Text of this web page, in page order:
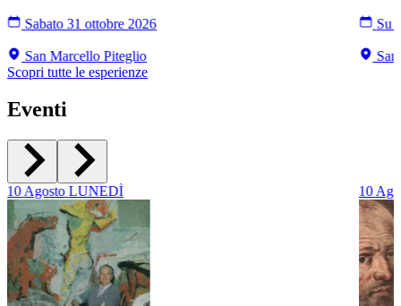
Sabato 31 ottobre 2026
San Marcello Piteglio
Su
Scopri tutte le esperienze
Eventi
10Agosto LUNEDÌ 10